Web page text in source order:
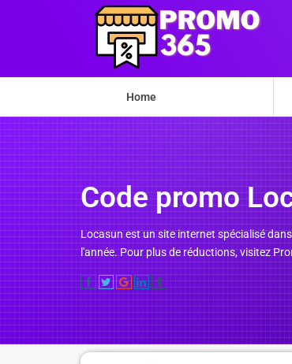
Home
Code promo
Locasun est un site internet spécialisé
l'année. Pour plus de réductions, visitez